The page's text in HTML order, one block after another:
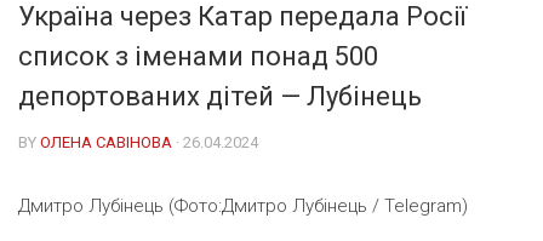
Україна через Катар передала Росії
список з іменами понад 500
депортованих дітей — Лубінець
BY ОЛЕНА САВІНОВА · 26.04.2024
Дмитро Лубінець (Фото:Дмитро Лубінець / Telegram)